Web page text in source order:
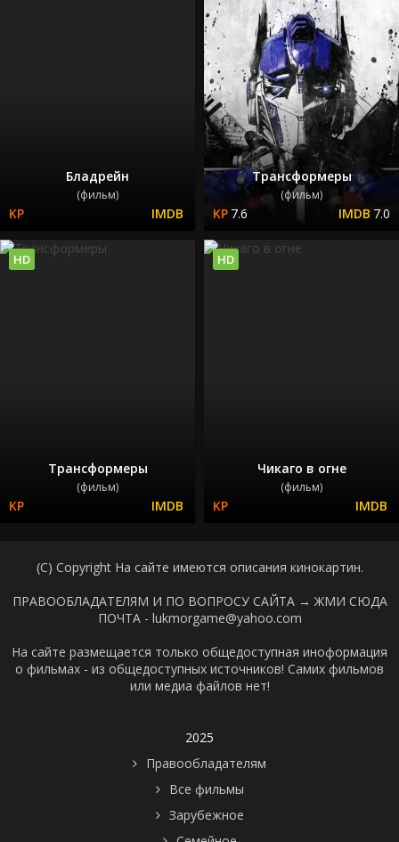
Бладрейн
(фильм)
Трансформеры
(фильм)
7.6 7.0
Трансформеры
(фильм)
HD
Чикаго в огне
(фильм)
HD
(C) Copyright На сайте имеются описания кинокартин.
ПРАВООБЛАДАТЕЛЯМ И ПО ВОПРОСУ САЙТА → ЖМИ СЮДА
ПОЧТА - lukmorgame@yahoo.com
На сайте размещается только общедоступная иноформация
о фильмах - из общедоступных источников! Самих фильмов
или медиа файлов нет!
2025
Правообладателям
Все фильмы
Зарубежное